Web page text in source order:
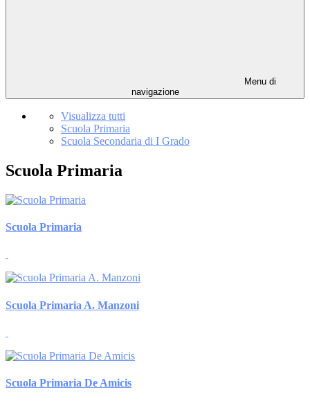
Menu di
navigazione
Visualizza tutti
Scuola Primaria
Scuola Secondaria di I Grado
Scuola Primaria
Scuola Primaria
Scuola Primaria A. Manzoni
Scuola Primaria De Amicis